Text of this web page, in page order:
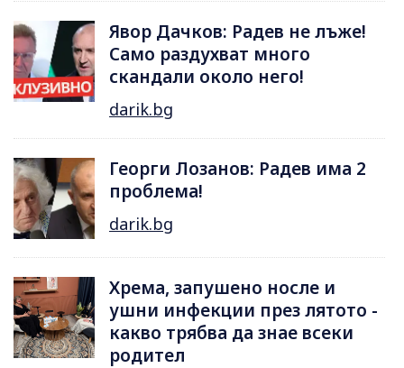
Явор Дачков: Радев не лъже!
Само раздухват много
скандали около него!
darik.bg
Георги Лозанов: Радев има 2
проблема!
darik.bg
Хрема, запушено носле и
ушни инфекции през лятотo -
какво трябва да знае всеки
родител